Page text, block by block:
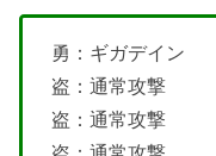
勇：ギガデイン
盗：通常攻撃
盗：通常攻撃